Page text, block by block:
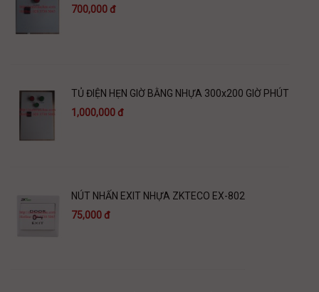
700,000 đ
TỦ ĐIỆN HẸN GIỜ BẰNG NHỰA 300x200 GIỜ PHÚT
1,000,000 đ
NÚT NHẤN EXIT NHỰA ZKTECO EX-802
75,000 đ